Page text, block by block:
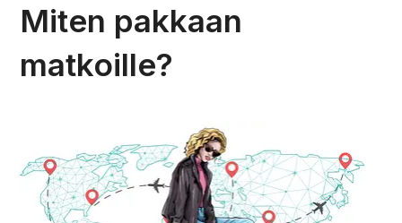
Miten pakkaan
matkoille?